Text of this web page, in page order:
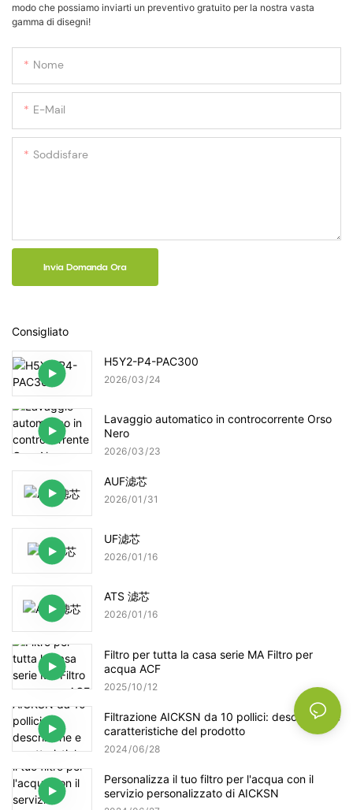
modo che possiamo inviarti un preventivo gratuito per la nostra vasta
gamma di disegni!
Nome
E-Mail
Soddisfare
Invia Domanda Ora
Consigliato
H5Y2-P4-PAC300
2026 03 24
Lavaggio automatico in controcorrente Orso
Nero
2026 03 23
AUF滤芯
2026 01 31
UF滤芯
2026 01 16
ATS 滤芯
2026 01 16
Filtro per tutta la casa serie MA Filtro per
acqua ACF
2025 10 12
Filtrazione AICKSN da 10 pollici: descrizione e
caratteristiche del prodotto
2024 06 28
Personalizza il tuo filtro per l'acqua con il
servizio personalizzato di AICKSN